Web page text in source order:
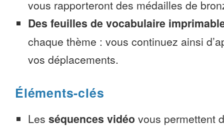
vous rapporteront des médailles de
Des feuilles de vocabulaire
chaque thème : vous continuez ainsi
vos déplacements.
Éléments-clés
Les séquences vidéo vous permettent